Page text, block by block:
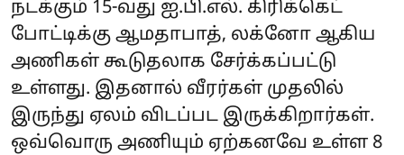
நடக்கும் 15-வது ஐ.பி.எல். கிரிக்கெட்
போட்டிக்கு ஆமதாபாத், லக்னோ ஆகிய
அணிகள் கூடுதலாக சேர்க்கப்பட்டு
உள்ளது. இதனால் வீரர்கள் முதலில்
இருந்து ஏலம் விடப்பட இருக்கிறார்கள்.
ஒவ்வொரு அணியும் ஏற்கனவே உள்ள 8